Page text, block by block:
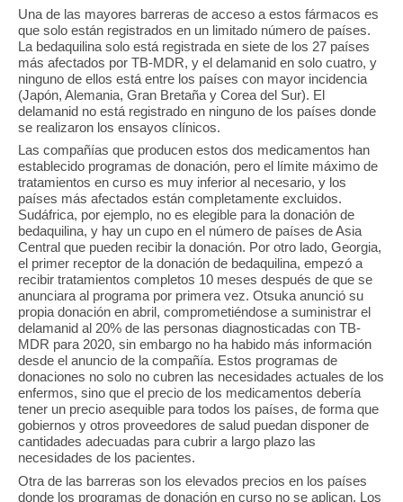
Una de las mayores barreras de acceso a estos fármacos es
que solo están registrados en un limitado número de países.
La bedaquilina solo está registrada en siete de los 27 países
más afectados por TB-MDR, y el delamanid en solo cuatro, y
ninguno de ellos está entre los países con mayor incidencia
(Japón, Alemania, Gran Bretaña y Corea del Sur). El
delamanid no está registrado en ninguno de los países donde
se realizaron los ensayos clínicos.
Las compañías que producen estos dos medicamentos han
establecido programas de donación, pero el límite máximo de
tratamientos en curso es muy inferior al necesario, y los
países más afectados están completamente excluidos.
Sudáfrica, por ejemplo, no es elegible para la donación de
bedaquilina, y hay un cupo en el número de países de Asia
Central que pueden recibir la donación. Por otro lado, Georgia,
el primer receptor de la donación de bedaquilina, empezó a
recibir tratamientos completos 10 meses después de que se
anunciara al programa por primera vez. Otsuka anunció su
propia donación en abril, comprometiéndose a suministrar el
delamanid al 20% de las personas diagnosticadas con TB-
MDR para 2020, sin embargo no ha habido más información
desde el anuncio de la compañía. Estos programas de
donaciones no solo no cubren las necesidades actuales de los
enfermos, sino que el precio de los medicamentos debería
tener un precio asequible para todos los países, de forma que
gobiernos y otros proveedores de salud puedan disponer de
cantidades adecuadas para cubrir a largo plazo las
necesidades de los pacientes.
Otra de las barreras son los elevados precios en los países
donde los programas de donación en curso no se aplican. Los